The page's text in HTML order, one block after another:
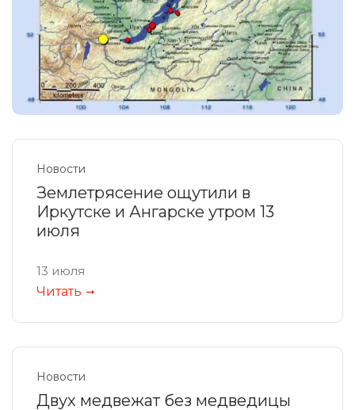
Новости
Землетрясение ощутили в
Иркутске и Ангарске утром 13
июля
13 июля
Читать
Новости
Двух медвежат без медведицы